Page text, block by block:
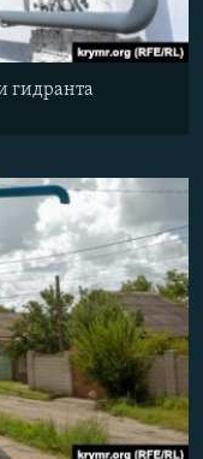
гидранта